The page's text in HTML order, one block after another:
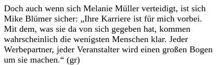
Doch auch wenn sich Melanie Müller verteidigt, ist sich
Mike Blümer sicher: „Ihre Karriere ist für mich vorbei.
Mit dem, was sie da von sich gegeben hat, kommen
wahrscheinlich die wenigsten Menschen klar. Jeder
Werbepartner, jeder Veranstalter wird einen großen Bogen
um sie machen.“ (gr)